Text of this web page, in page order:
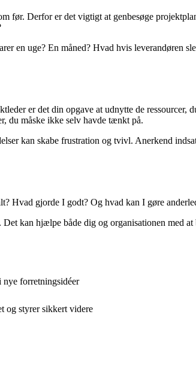
før. Derfor er det vigtigt at genbesøge
en uge? En måned? Hvad hvis leverandøren
er det din opgave at udnytte de
du måske ikke selv havde tænkt på.
kan skabe frustration og tvivl. Anerkend
Hvad gjorde I godt? Og hvad kan I gøre
kan hjælpe både dig og organisationen med
forretningsidéer
og styrer sikkert videre